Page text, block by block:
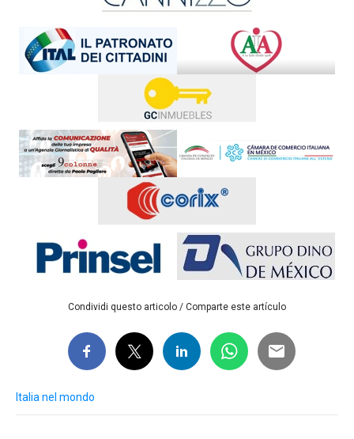
Condividi questo articolo / Comparte este artículo
Italia nel mondo